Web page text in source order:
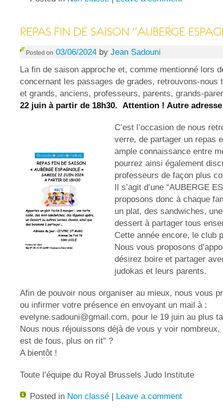
Posted on 03/06/2024 by Jean Sadouni
La fin de saison approche et, comme mentionné lors
concernant les passages de grades, retrouvons-nous
et grands, anciens, professeurs, parents, grands-
22 juin à partir de 18h30. Attention ! Autre
C’est l’occasion de nous
verre, de partager un repas
ample connaissance entre
pourrez ainsi également
professeurs de façon plus
Il s’agit d’une “AUBERGE
proposons donc à chaque
un plat, des sandwiches,
dessert à partager tous
Cette année encore, le club
Nous vous proposons
désirez boire et partager
judokas et leurs parents.
Afin de pouvoir nous organiser au mieux, nous vous
ou infirmer votre présence en envoyant un mail à :
evelyne.sadouni@gmail.com, pour le 19 juin au plus
Nous nous réjouissons déjà de vous y voir nombreux,
est de fous, plus on rit” ?
A bientôt !
Toute l’équipe du Royal Brussels Judo Institute
Posted in Non classé | Leave a comment